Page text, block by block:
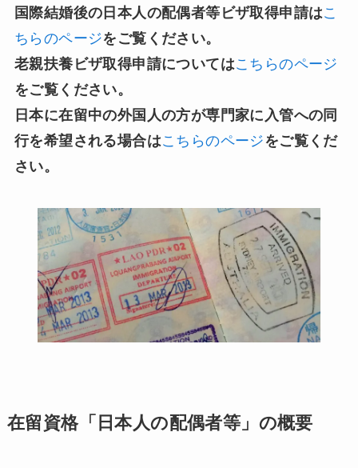
国際結婚後の日本人の配偶者等ビザ取得申請はこ
ちらのページをご覧ください。
老親扶養ビザ取得申請についてはこちらのページ
をご覧ください。
日本に在留中の外国人の方が専門家に入管への同
行を希望される場合はこちらのページ をご覧くだ
さい。
在留資格「日本人の配偶者等」の概要